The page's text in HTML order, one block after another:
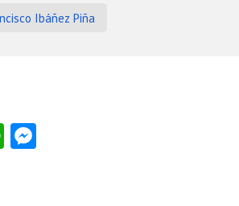
Ibáñez Piña
WhatsApp
Messenger